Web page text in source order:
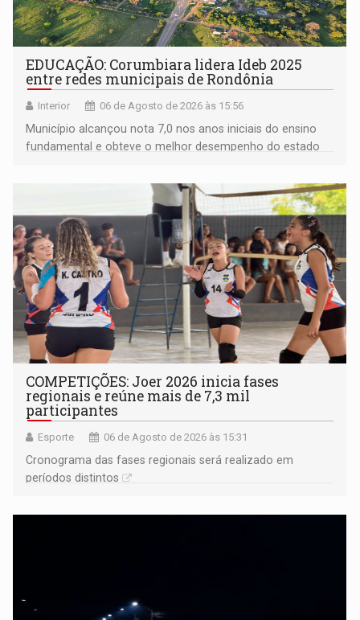
EDUCAÇÃO: Corumbiara lidera Ideb 2025
entre redes municipais de Rondônia
Interior 06 de Agosto de 2026 às 15:56
Município alcançou nota 7,0 nos anos iniciais do ensino
fundamental e obteve o melhor desempenho do estado
COMPETIÇÕES: Joer 2026 inicia fases
regionais e reúne mais de 7,3 mil
participantes
Esporte 06 de Agosto de 2026 às 15:31
Cronograma das fases regionais será realizado em
períodos distintos